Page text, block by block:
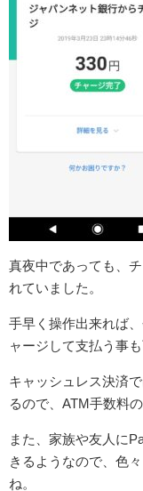
真夜中であっても、
れていました。
手早く操作出来れば
ャージして支払う事
キャッシュレス決済
るので、ATM手数料
また、家族や友人に
きるようなので、色
ね。